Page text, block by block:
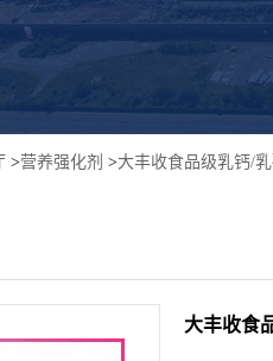
>营养强化剂 >大丰收食品级乳钙/
大丰收食